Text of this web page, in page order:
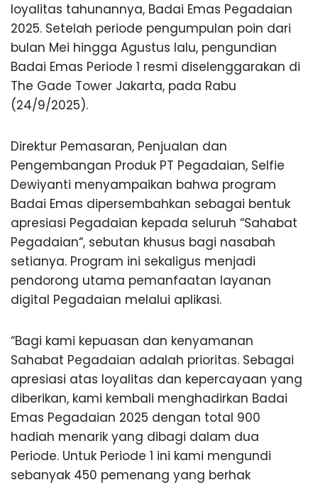
loyalitas tahunannya, Badai Emas Pegadaian
2025. Setelah periode pengumpulan poin dari
bulan Mei hingga Agustus lalu, pengundian
Badai Emas Periode 1 resmi diselenggarakan di
The Gade Tower Jakarta, pada Rabu
(24/9/2025).
Direktur Pemasaran, Penjualan dan
Pengembangan Produk PT Pegadaian, Selfie
Dewiyanti menyampaikan bahwa program
Badai Emas dipersembahkan sebagai bentuk
apresiasi Pegadaian kepada seluruh “Sahabat
Pegadaian“, sebutan khusus bagi nasabah
setianya. Program ini sekaligus menjadi
pendorong utama pemanfaatan layanan
digital Pegadaian melalui aplikasi.
“Bagi kami kepuasan dan kenyamanan
Sahabat Pegadaian adalah prioritas. Sebagai
apresiasi atas loyalitas dan kepercayaan yang
diberikan, kami kembali menghadirkan Badai
Emas Pegadaian 2025 dengan total 900
hadiah menarik yang dibagi dalam dua
Periode. Untuk Periode 1 ini kami mengundi
sebanyak 450 pemenang yang berhak